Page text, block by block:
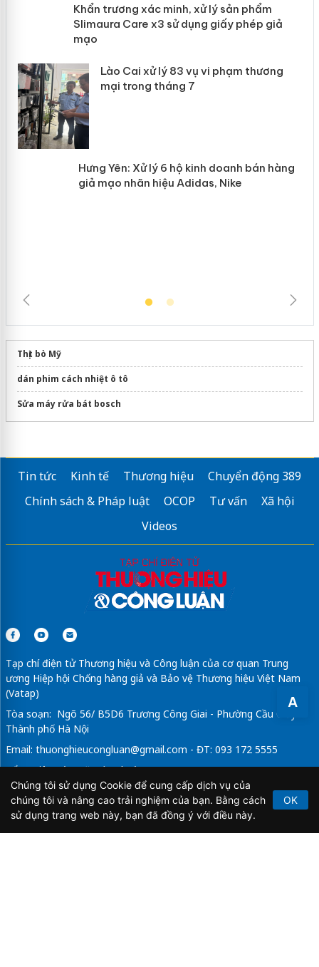
A
Khẩn trương xác minh, xử lý sản phẩm
Slimaura Care x3 sử dụng giấy phép
Thịt bò Mỹ
dán phim cách nhiệt ô tô
Sửa máy rửa bát bosch
Tin tức Kinh tế Thương hiệu
Chuyển động 389
Chính sách & Pháp luật
OCOP Tư vấn
Xã hội
Videos
Tạp chí điện tử Thương hiệu và Công luận của cơ quan Trung
ương Hiệp hội Chống hàng giả và Bảo vệ Thương hiệu Việt Nam
(Vatap)
Tòa soạn: Ngõ 56/ B5D6 Trương Công Giai - Phường Cầu Giấy -
Thành phố Hà Nội
Email: thuonghieucongluan@gmail.com - ĐT: 093 172 5555
Tổng Biên Tập: Vũ Đức Thuận
Giấy phép hoạt động báo chí điện tử số 64/GP-BTTTT do Bộ
Thông tin và Truyền thông cấp ngày 21/2/2020.
Chúng tôi sử dụng Cookie để cung cấp dịch vụ của
chúng tôi và nâng cao trải nghiệm của bạn. Bằng cách
sử dụng trang web này, bạn đã đồng ý với điều này.
OK